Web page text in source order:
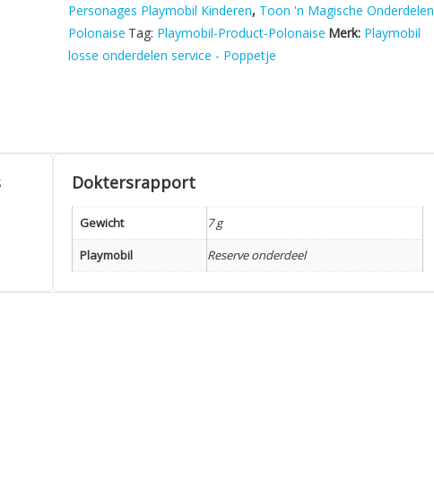
Broek
Grijs
Zwart
Personages Playmobil Kinderen, Toon 'n Magische Onderdelen
Polonaise Tag: Playmobil-Product-Polonaise Merk: Playmobil
losse onderdelen service - Poppetje
Doktersrapport
Gewicht
7 g
Playmobil
Reserve onderdeel